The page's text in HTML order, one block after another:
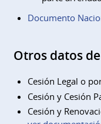
Documento
Otros datos
Cesión Legal o
Cesión y Cesión
Cesión y